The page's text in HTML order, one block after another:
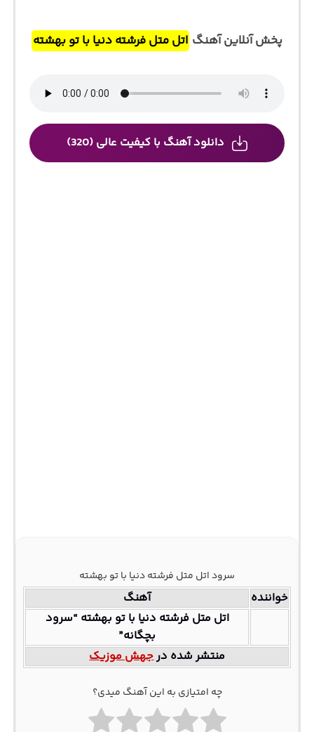
پخش آنلاین آهنگ اتل متل فرشته دنیا با تو بهشته
دانلود آهنگ با کیفیت عالی (320)
سرود اتل متل فرشته دنیا با تو بهشته
خواننده
آهنگ
اتل متل فرشته دنیا با تو بهشته “سرود
بچگانه”
منتشر شده درجهش موزیک
چه امتیازی به این آهنگ میدی؟